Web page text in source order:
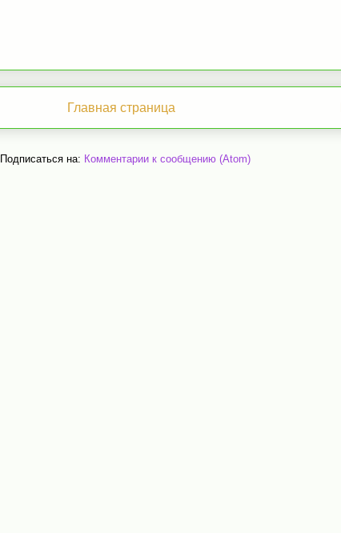
Главная страница
Подписаться на: Комментарии к сообщению (Atom)